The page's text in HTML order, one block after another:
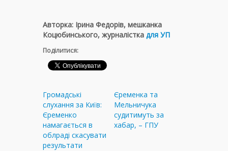
Авторка: Ірина Федорів, мешканка
Коцюбинського, журналістка для УП
Поділитися:
Громадські
слухання за Київ:
Єременко
намагається в
облраді скасувати
результати
Єременка та
Мельничука
судитимуть за
хабар, – ГПУ